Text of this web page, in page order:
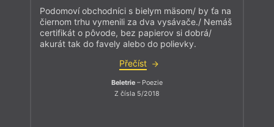
Podomoví obchodníci s bielym mäsom/ by ťa na
čiernom trhu vymenili za dva vysávače./ Nemáš
certifikát o pôvode, bez papierov si dobrá/
akurát tak do favely alebo do polievky.
Přečíst
Beletrie – Poezie
Z čísla 5/2018